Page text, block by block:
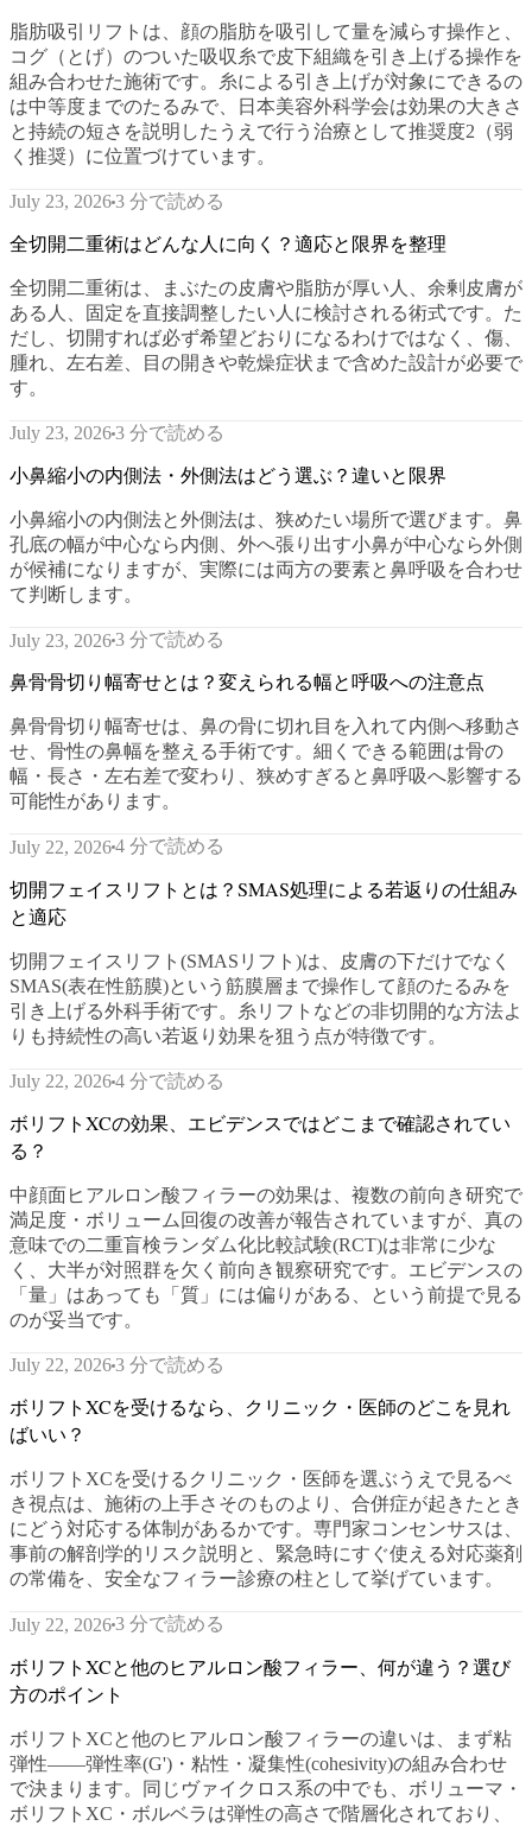
脂肪吸引リフトは、顔の脂肪を吸引して量を減らす操作と、
コグ（とげ）のついた吸収糸で皮下組織を引き上げる操作を
組み合わせた施術です。糸による引き上げが対象にできるの
は中等度までのたるみで、日本美容外科学会は効果の大きさ
と持続の短さを説明したうえで行う治療として推奨度2（弱
く推奨）に位置づけています。
July 23, 20263 分で読める
全切開二重術はどんな人に向く？適応と限界を整理
全切開二重術は、まぶたの皮膚や脂肪が厚い人、余剰皮膚が
ある人、固定を直接調整したい人に検討される術式です。た
だし、切開すれば必ず希望どおりになるわけではなく、傷、
腫れ、左右差、目の開きや乾燥症状まで含めた設計が必要で
す。
July 23, 20263 分で読める
小鼻縮小の内側法・外側法はどう選ぶ？違いと限界
小鼻縮小の内側法と外側法は、狭めたい場所で選びます。鼻
孔底の幅が中心なら内側、外へ張り出す小鼻が中心なら外側
が候補になりますが、実際には両方の要素と鼻呼吸を合わせ
て判断します。
July 23, 20263 分で読める
鼻骨骨切り幅寄せとは？変えられる幅と呼吸への注意点
鼻骨骨切り幅寄せは、鼻の骨に切れ目を入れて内側へ移動さ
せ、骨性の鼻幅を整える手術です。細くできる範囲は骨の
幅・長さ・左右差で変わり、狭めすぎると鼻呼吸へ影響する
可能性があります。
July 22, 20264 分で読める
切開フェイスリフトとは？SMAS処理による若返りの仕組み
と適応
切開フェイスリフト(SMASリフト)は、皮膚の下だけでなく
SMAS(表在性筋膜)という筋膜層まで操作して顔のたるみを
引き上げる外科手術です。糸リフトなどの非切開的な方法よ
りも持続性の高い若返り効果を狙う点が特徴です。
July 22, 20264 分で読める
ボリフトXCの効果、エビデンスではどこまで確認されてい
る？
中顔面ヒアルロン酸フィラーの効果は、複数の前向き研究で
満足度・ボリューム回復の改善が報告されていますが、真の
意味での二重盲検ランダム化比較試験(RCT)は非常に少な
く、大半が対照群を欠く前向き観察研究です。エビデンスの
「量」はあっても「質」には偏りがある、という前提で見る
のが妥当です。
July 22, 20263 分で読める
ボリフトXCを受けるなら、クリニック・医師のどこを見れ
ばいい？
ボリフトXCを受けるクリニック・医師を選ぶうえで見るべ
き視点は、施術の上手さそのものより、合併症が起きたとき
にどう対応する体制があるかです。専門家コンセンサスは、
事前の解剖学的リスク説明と、緊急時にすぐ使える対応薬剤
の常備を、安全なフィラー診療の柱として挙げています。
July 22, 20263 分で読める
ボリフトXCと他のヒアルロン酸フィラー、何が違う？選び
方のポイント
ボリフトXCと他のヒアルロン酸フィラーの違いは、まず粘
弾性——弾性率(G')・粘性・凝集性(cohesivity)の組み合わせ
で決まります。同じヴァイクロス系の中でも、ボリューマ・
ボリフトXC・ボルベラは弾性の高さで階層化されており、